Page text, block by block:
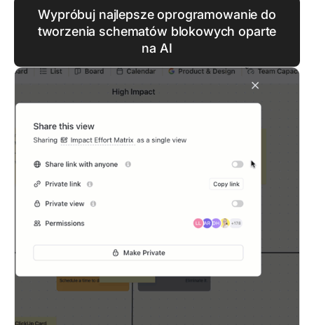
Wypróbuj najlepsze oprogramowanie do
tworzenia schematów blokowych oparte
na AI